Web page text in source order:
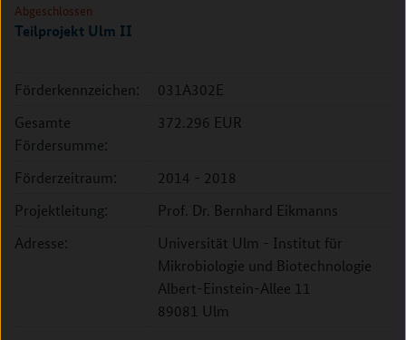
Abgeschlossen
Teilprojekt Ulm II
Förderkennzeichen:
031A302E
Gesamte
Fördersumme:
372.296 EUR
Förderzeitraum:
2014 - 2018
Projektleitung:
Prof. Dr. Bernhard Eikmanns
Adresse:
Universität Ulm - Institut für
Mikrobiologie und Biotechnologie
Albert-Einstein-Allee 11
89081 Ulm